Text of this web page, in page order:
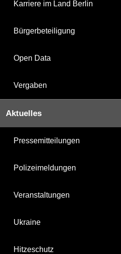
Karriere im Land Berlin
Bürgerbeteiligung
Open Data
Vergaben
Aktuelles
Pressemitteilungen
Polizeimeldungen
Veranstaltungen
Ukraine
Hitzeschutz